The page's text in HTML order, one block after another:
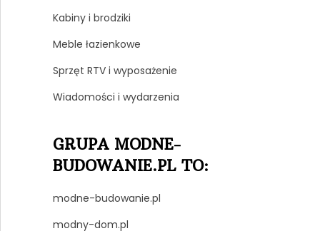
Kabiny i brodziki
Meble łazienkowe
Sprzęt RTV i wyposażenie
Wiadomości i wydarzenia
GRUPA MODNE-
BUDOWANIE.PL TO:
modne-budowanie.pl
modny-dom.pl